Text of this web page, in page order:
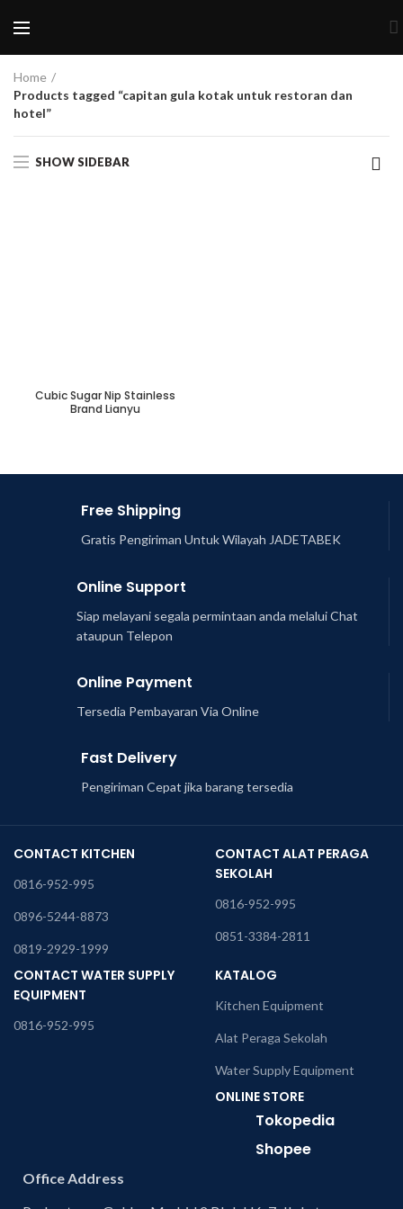
Home
Products tagged “capitan gula kotak untuk restoran dan
hotel”
SHOW SIDEBAR
Cubic Sugar Nip Stainless
Brand Lianyu
Free Shipping
Gratis Pengiriman Untuk Wilayah JADETABEK
Online Support
Siap melayani segala permintaan anda melalui Chat
ataupun Telepon
Online Payment
Tersedia Pembayaran Via Online
Fast Delivery
Pengiriman Cepat jika barang tersedia
CONTACT KITCHEN
0816-952-995
0896-5244-8873
0819-2929-1999
CONTACT ALAT PERAGA
SEKOLAH
0816-952-995
0851-3384-2811
CONTACT WATER SUPPLY
EQUIPMENT
0816-952-995
KATALOG
Kitchen Equipment
Alat Peraga Sekolah
Water Supply Equipment
ONLINE STORE
Tokopedia
Shopee
Office Address